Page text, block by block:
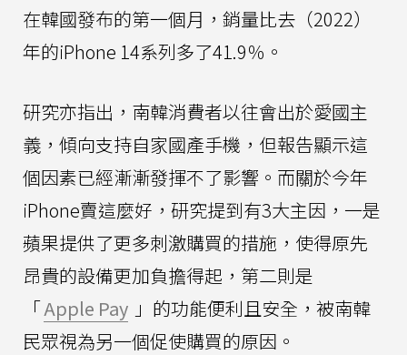
在韓國發布的第一個月，銷量比去（2022）
年的iPhone 14系列多了41.9％。
研究亦指出，南韓消費者以往會出於愛國主
義，傾向支持自家國產手機，但報告顯示這
個因素已經漸漸發揮不了影響。而關於今年
iPhone賣這麼好，研究提到有3大主因，一是
蘋果提供了更多刺激購買的措施，使得原先
昂貴的設備更加負擔得起，第二則是
「Apple Pay 」的功能便利且安全，被南韓
民眾視為另一個促使購買的原因。